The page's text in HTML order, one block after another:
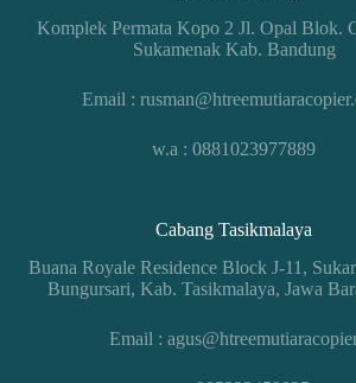
Komplek Permata Kopo 2 Jl. Opal Blok.
Sukamenak Kab. Bandung
Email :
w.a : 0881023977889
Cabang Tasikmalaya
Buana Royale Residence Block J-11,
Bungursari, Kab. Tasikmalaya, Jawa
Email :